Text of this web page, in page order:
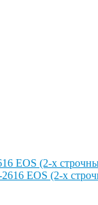
EOS (2-х